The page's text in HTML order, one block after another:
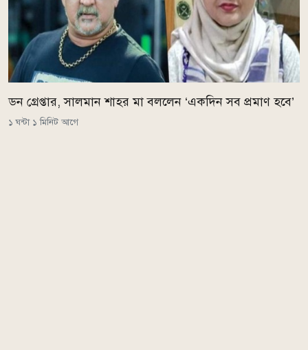
ডন গ্রেপ্তার, সালমান শাহর মা বললেন ‘একদিন সব প্রমাণ হবে’
১ ঘন্টা ১ মিনিট আগে